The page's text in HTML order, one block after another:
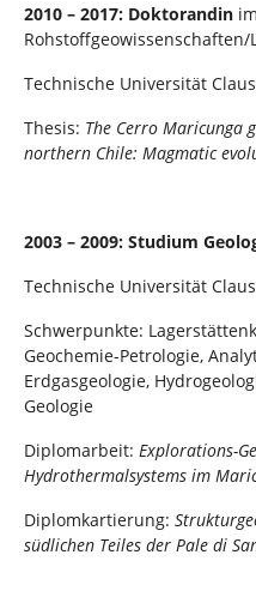
2010 – 2017: Doktorandin
Technische Universität
Thesis: The Cerro Maricunga
northern Chile: Magmatic
2003 – 2009: Studium
Technische Universität
Schwerpunkte:
Geochemie-Petrologie,
Erdgasgeologie,
Geologie
Diplomarbeit: Explorations-
Hydrothermalsystems im
Diplomkartierung:
südlichen Teiles der Pale di